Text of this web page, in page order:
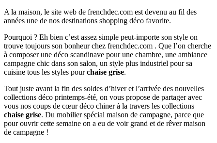
A la maison, le site web de frenchdec.com est devenu au fil des
années une de nos destinations shopping déco favorite.
Pourquoi ? Eh bien c’est assez simple peut-importe son style on
trouve toujours son bonheur chez frenchdec.com . Que l’on cherche
à composer une déco scandinave pour une chambre, une ambiance
campagne chic dans son salon, un style plus industriel pour sa
cuisine tous les styles pourchaise grise.
Tout juste avant la fin des soldes d’hiver et l’arrivée des nouvelles
collections déco printemps-été, on vous propose de partager avec
vous nos coups de cœur déco chiner à la travers les collections
chaise grise. Du mobilier spécial maison de campagne, parce que
pour ouvrir cette semaine on a eu de voir grand et de rêver maison
de campagne !